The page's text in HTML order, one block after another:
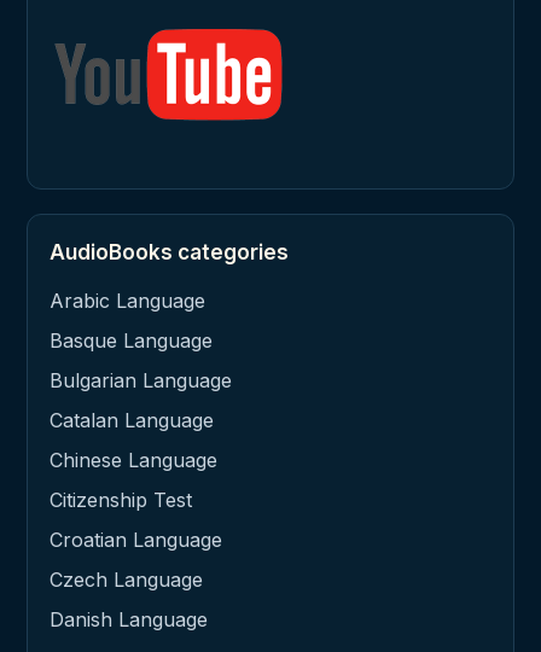
AudioBooks categories
Arabic Language
Basque Language
Bulgarian Language
Catalan Language
Chinese Language
Citizenship Test
Croatian Language
Czech Language
Danish Language